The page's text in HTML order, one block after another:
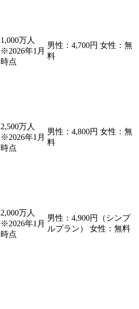
1,000万人
※2026年1月
時点
男性：4,700円 女性：無
料
2,500万人
※2026年1月
時点
男性：4,800円 女性：無
料
2,000万人
※2026年1月
時点
男性：4,900円（シンプ
ルプラン） 女性：無料